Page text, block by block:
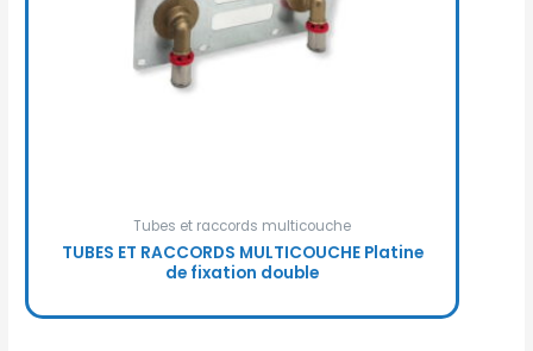
Tubes et raccords multicouche
TUBES ET RACCORDS MULTICOUCHE Platine
de fixation double